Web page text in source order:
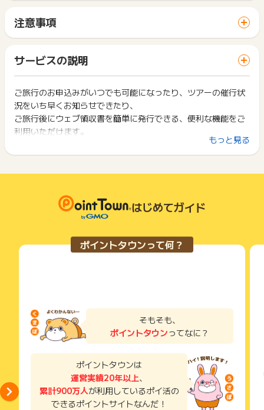
※本広告は以下に関する調査依頼を一切お受けできません。
ポイントタウンサポートでも対応いたしかねますので、ご了承
の上ご利用ください。
・獲得予定ポイントに反映されない
・非承認理由
までお問い合わせください。ポイントについて、広告主に直接
お問い合わせをした場合、ポイント獲得対象外となる場合がご
ざいます。
サイトに移動してからお申し込みやお買い物が完了するまでの
間に、同じブラウザ（※）で他のサイトに移動した場合はポイン
ト獲得ができません。
「 無料会員登録でポイントGET 」ボタンを押した時とサービ
ス・お買い物利用時で、デバイス・ブラウザが異なる場合はポ
イント獲得ができません。
2回以上同じお買い物・サービスをご利用される場合は、毎回
ポイントタウンに戻り、「 無料会員登録でポイントGET 」ボ
タンを押してからご利用ください。
下記の事項に該当する場合、広告主側で対象外とみなし、「獲
い物を複数回ご利用された場合
て一度でも同サービス・お買い物を利用されたことがある場合
ご利用前には、Cookieの削除をおこなっていただくことを推奨
サービス・お買い物利用時にお電話など2つ以上の申し込み方
法がある場合、必ずサイト上のWEBフォームからお申し込みく
了などのメールは、ポイント獲得するまで必ず保管してくださ
獲得待ち・獲得失敗の状態でお問い合わせされる際に、該当の
メールを送っていただく場合がございます。
そのため、紛失・破棄された場合は対応いたしかねますので、
ご注意ください。
(※) SafariやChromeなどwebサイトを表示するアプリのこと
注意事項
一部のサービスにつきましては、1商品につき10円単位の金額
は切り捨てとなります。
ポイント獲得が1ポイント未満のものは切り捨てとなり、ポイ
ント履歴には記載されません。
原則として広告主側のポイント等を利用して支払われた金額分
につきましては、ポイントタウンのポイント獲得の対象には含
まれません。
広告主が運営しているサービスの都合もしくは会員様の都合で
商品の交換や一部でもキャンセルされた場合、ポイントが無効
になる可能性もございます。
条件を達成しているかどうかは各広告主ではなく、代理店が行
っているため、広告主はポイントに関する詳細を把握しており
そのため、ポイントタウンのポイントに関するお問い合わせを
広告主様に直接行わないようお願いいたします。
ご利用から半年以上経過している場合、ポイントに関する調査
を承ることができません。
あらかじめご了承ください。
サービスの説明
ご旅行のお申込みがいつでも可能になったり、ツアーの催行状
況をいち早くお知らせできたり、
ご旅行後にウェブ領収書を簡単に発行できる、便利な機能をご
利用いただけます。
会員様限定のサービスなど、インターネット会員のおすすめポ
もっと見る
はじめてガイド
ポイントタウンって何？
そもそも、
ポイントタウンってなに？
ポイントタウンは
運営実績20年以上、
累計900万人が利用しているポイ活の
できるポイントサイトなんだ！